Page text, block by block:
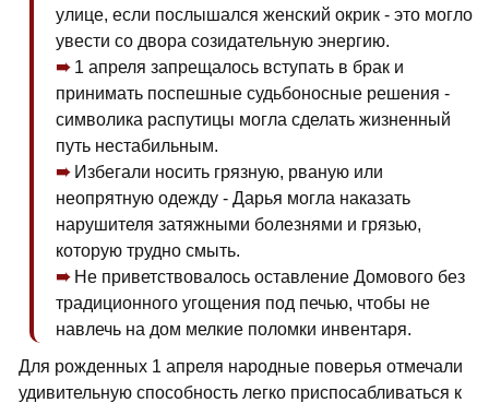
улице, если послышался женский окрик - это могло
увести со двора созидательную энергию.
1 апреля запрещалось вступать в брак и
принимать поспешные судьбоносные решения -
символика распутицы могла сделать жизненный
путь нестабильным.
Избегали носить грязную, рваную или
неопрятную одежду - Дарья могла наказать
нарушителя затяжными болезнями и грязью,
которую трудно смыть.
Не приветствовалось оставление Домового без
традиционного угощения под печью, чтобы не
навлечь на дом мелкие поломки инвентаря.
Для рожденных 1 апреля народные поверья отмечали
удивительную способность легко приспосабливаться к